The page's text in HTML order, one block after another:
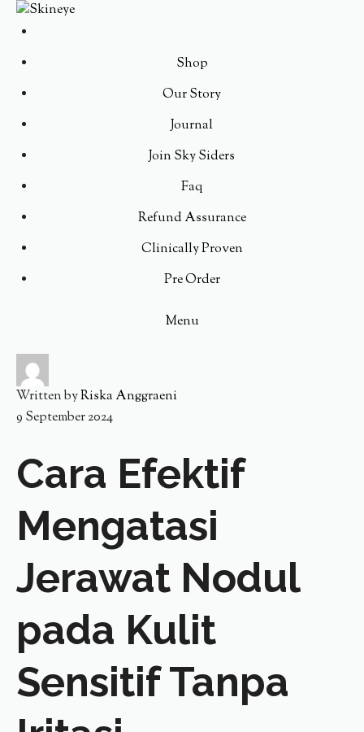
Shop
Our Story
Journal
Join Sky Siders
Faq
Refund Assurance
Clinically Proven
Pre Order
Menu
Written byRiska Anggraeni
9 September 2024
Cara Efektif
Mengatasi
Jerawat Nodul
pada Kulit
Sensitif Tanpa